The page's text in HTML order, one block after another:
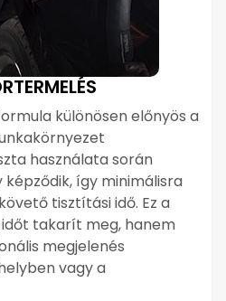
különösen előnyös a
használata során
így minimálisra
tisztítási idő. Ez a
takarít meg, hanem
megjelenés
vagy a